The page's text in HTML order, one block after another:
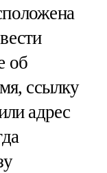
об
ссылку
адрес